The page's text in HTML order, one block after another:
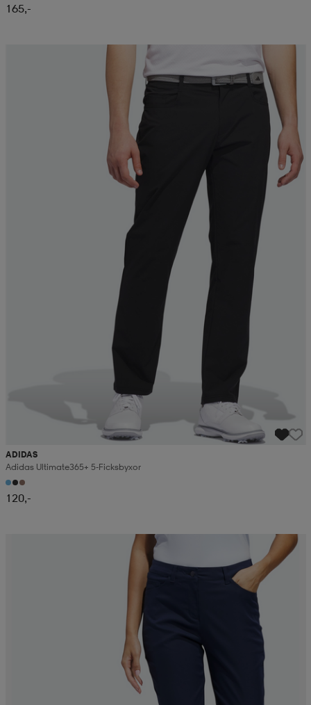
165,-
ADIDAS
Adidas Ultimate365+ 5-Ficksbyxor
120,-